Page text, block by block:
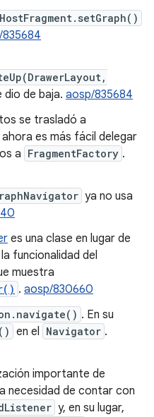
dio de baja. aosp/835684
se trasladó a
ahora es más fácil delegar
a FragmentFactory .
ya no usa
es una clase en lugar de
funcionalidad del
muestra
. aosp/830660
. En su
en el Navigator .
importante de
necesidad de contar con
y, en su lugar,